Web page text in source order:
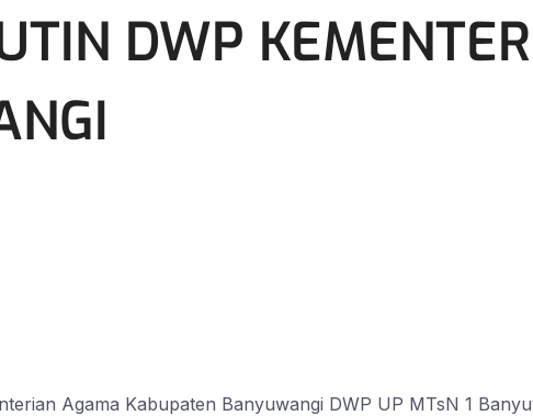
DWP
Agama Kabupaten Banyuwangi DWP UP MTsN 1